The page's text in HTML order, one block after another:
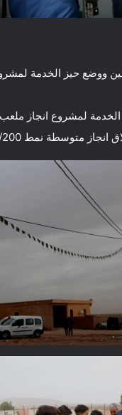
ووضع حيز الخدمة
لمشروع انجاز
نمط 06/200 وجبة بسيدي عيسى.